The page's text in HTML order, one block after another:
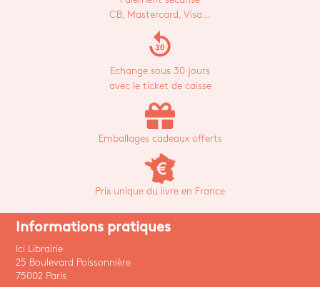
CB, Mastercard, Visa...
replay_30
Echange sous 30 jours
avec le ticket de caisse
Emballages cadeaux offerts
Prix unique du livre en France
Informations pratiques
Ici Librairie
25 Boulevard Poissonnière
75002 Paris